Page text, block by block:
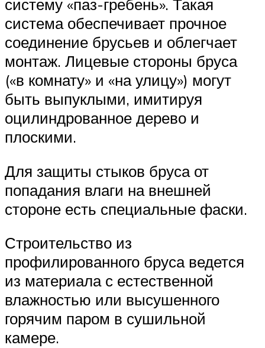
систему «паз-гребень». Такая
система обеспечивает прочное
соединение брусьев и облегчает
монтаж. Лицевые стороны бруса
(«в комнату» и «на улицу») могут
быть выпуклыми, имитируя
оцилиндрованное дерево и
плоскими.
Для защиты стыков бруса от
попадания влаги на внешней
стороне есть специальные фаски.
Строительство из
профилированного бруса ведется
из материала с естественной
влажностью или высушенного
горячим паром в сушильной
камере.